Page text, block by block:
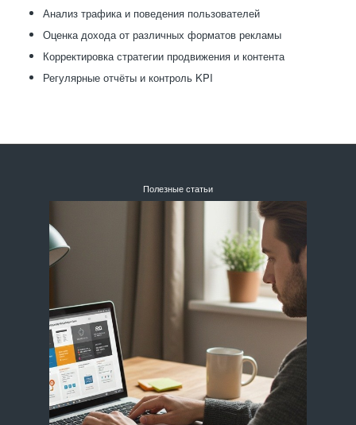
Анализ трафика и поведения пользователей
Оценка дохода от различных форматов рекламы
Корректировка стратегии продвижения и контента
Регулярные отчёты и контроль KPI
Полезные статьи